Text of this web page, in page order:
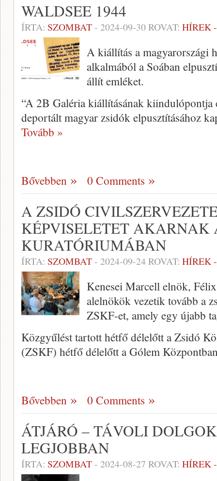
WALDSEE 1944
ÍRTA: SZOMBAT- 2024-09-30ROVAT: HÍREK
A kiállítás a magyarországi
alkalmából a Soában
állít emléket.
“A 2B Galéria kiállításának
deportált magyar zsidók elpusztításához
Tovább »
Bővebben 0 Comments
A ZSIDÓ
KÉPVISELETET AKARNAK
KURATÓRIUMÁBAN
ÍRTA: SZOMBAT- 2024-09-24ROVAT: HÍREK
Kenesei Marcell elnök,
alelnökök vezetik tovább a
ZSKF-et, amely egy újabb
Közgyűlést tartott hétfő délelőtt a Zsidó
(ZSKF) hétfő délelőtt a Gólem
Bővebben 0 Comments
ÁTJÁRÓ – TÁVOLI
LEGJOBBAN
ÍRTA: SZOMBAT- 2024-08-27 ROVAT: HÍREK